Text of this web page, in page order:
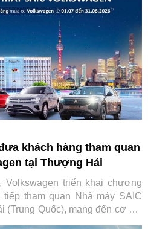
khách hàng tham quan
tại Thượng Hải
Volkswagen triển khai chương
tham quan Nhà máy SAIC
Quốc), mang đến cơ hội